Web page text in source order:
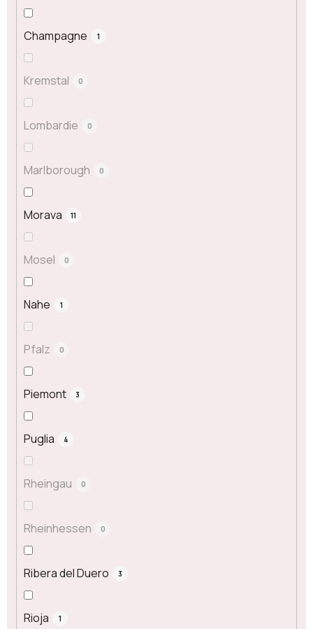
Champagne 1
Kremstal 0
Lombardie 0
Marlborough 0
Morava 11
Mosel 0
Nahe 1
Pfalz 0
Piemont 3
Puglia 4
Rheingau 0
Rheinhessen 0
Ribera del Duero 3
Rioja 1